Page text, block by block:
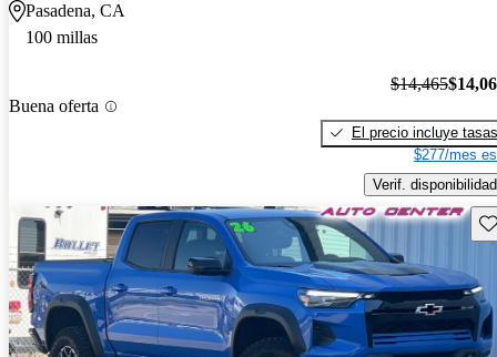
Pasadena, CA
100 millas
Buena oferta
$14,465
El precio incluye tasas
$277/mes
Verif. disponibilidad